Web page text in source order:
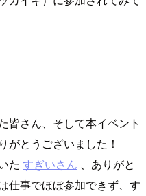
皆さん、そして本イベント
がとうございました！
た すぎいさん 、ありがと
仕事でほぼ参加できず、す